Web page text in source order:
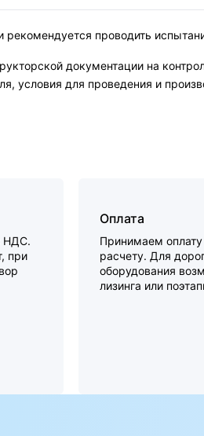
проводить
документации на
условия для проведения и
НДС.
при
Оплата
Принимаем
расчету. Для
оборудования
лизинга или